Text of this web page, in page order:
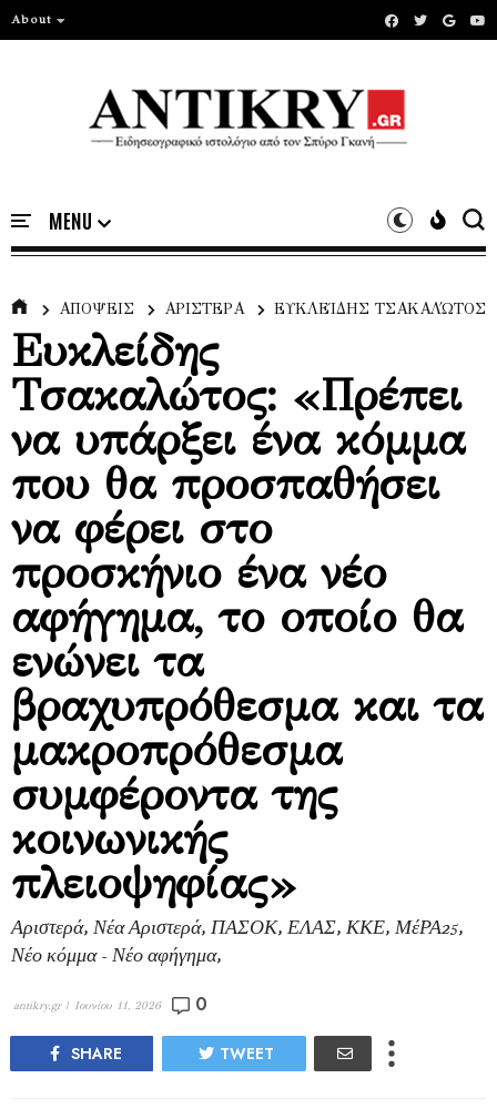
About
ΑΠΟΨΕΙΣ ΑΡΙΣΤΕΡΑ ΕΥΚΛΕΊΔΗΣ ΤΣΑΚΑΛΏΤΟΣ
Ευκλείδης
Τσακαλώτος: «Πρέπει
να υπάρξει ένα κόμμα
που θα προσπαθήσει
να φέρει στο
προσκήνιο ένα νέο
αφήγημα, το οποίο θα
ενώνει τα
βραχυπρόθεσμα και τα
μακροπρόθεσμα
συμφέροντα της
κοινωνικής
πλειοψηφίας»
Αριστερά, Νέα Αριστερά, ΠΑΣΟΚ, ΕΛΑΣ, ΚΚΕ, ΜέΡΑ25,
Νέο κόμμα - Νέο αφήγημα,
antikry.gr | Ιουνίου 11, 2026 0
SHARE TWEET